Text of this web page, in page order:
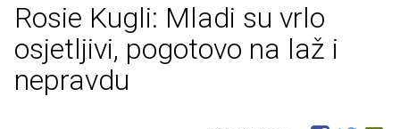
Rosie Kugli: Mladi su vrlo
osjetljivi, pogotovo na laž i
nepravdu